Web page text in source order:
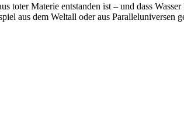
toter Materie entstanden ist – und dass
aus dem Weltall oder aus Paralleluniversen